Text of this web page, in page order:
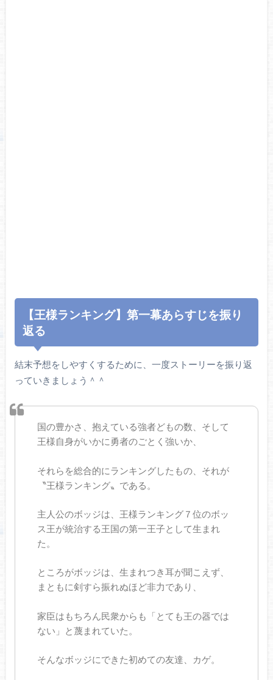
【王様ランキング】第一幕あらすじを振り
返る
結末予想をしやすくするために、一度ストーリーを振り返
っていきましょう＾＾
国の豊かさ、抱えている強者どもの数、そして
王様自身がいかに勇者のごとく強いか、
それらを総合的にランキングしたもの、それが
〝王様ランキング〟である。
主人公のボッジは、王様ランキング７位のボッ
ス王が統治する王国の第一王子として生まれ
た。
ところがボッジは、生まれつき耳が聞こえず、
まともに剣すら振れぬほど非力であり、
家臣はもちろん民衆からも「とても王の器では
ない」と蔑まれていた。
そんなボッジにできた初めての友達、カゲ。